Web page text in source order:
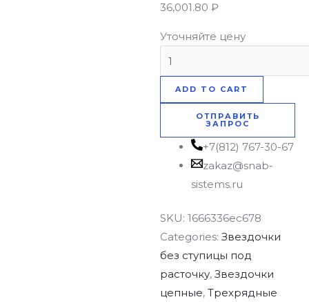
36,001.80₽
Уточняйте цену
ADD TO CART
ОТПРАВИТЬ
ЗАПРОС
+7(812) 767-30-67
zakaz@snab-
sistems.ru
SKU:1666336ec678
Categories:Звездочки
без ступицы под
расточку,Звездочки
цепные,Трехрядные